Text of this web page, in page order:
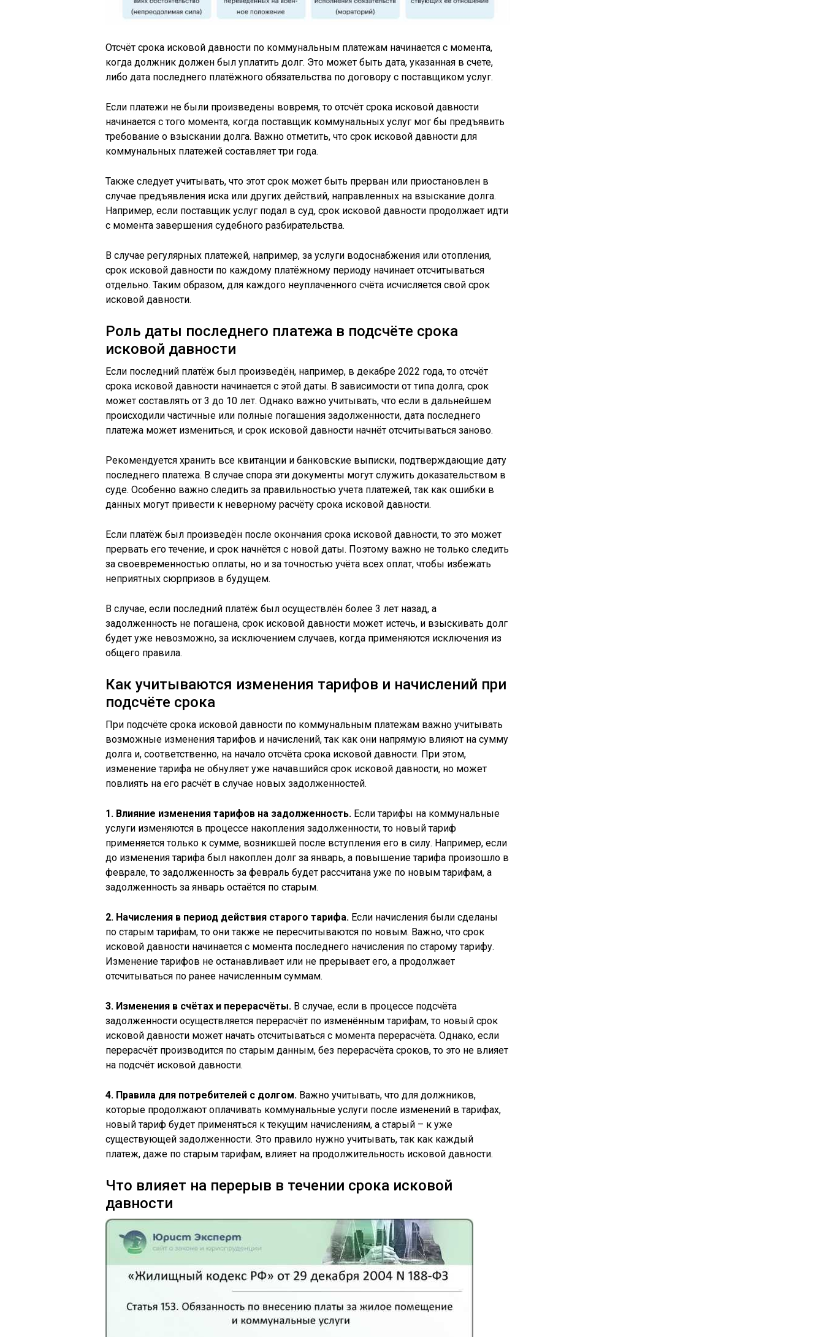
Отсчёт срока исковой давности по коммунальным платежам начинается с момента,
когда должник должен был уплатить долг. Это может быть дата, указанная в счете,
либо дата последнего платёжного обязательства по договору с поставщиком услуг.
Если платежи не были произведены вовремя, то отсчёт срока исковой давности
начинается с того момента, когда поставщик коммунальных услуг мог бы предъявить
требование о взыскании долга. Важно отметить, что срок исковой давности для
коммунальных платежей составляет три года.
Также следует учитывать, что этот срок может быть прерван или приостановлен в
случае предъявления иска или других действий, направленных на взыскание долга.
Например, если поставщик услуг подал в суд, срок исковой давности продолжает идти
с момента завершения судебного разбирательства.
В случае регулярных платежей, например, за услуги водоснабжения или отопления,
срок исковой давности по каждому платёжному периоду начинает отсчитываться
отдельно. Таким образом, для каждого неуплаченного счёта исчисляется свой срок
исковой давности.
Роль даты последнего платежа в подсчёте срока
исковой давности
Если последний платёж был произведён, например, в декабре 2022 года, то отсчёт
срока исковой давности начинается с этой даты. В зависимости от типа долга, срок
может составлять от 3 до 10 лет. Однако важно учитывать, что если в дальнейшем
происходили частичные или полные погашения задолженности, дата последнего
платежа может измениться, и срок исковой давности начнёт отсчитываться заново.
Рекомендуется хранить все квитанции и банковские выписки, подтверждающие дату
последнего платежа. В случае спора эти документы могут служить доказательством в
суде. Особенно важно следить за правильностью учета платежей, так как ошибки в
данных могут привести к неверному расчёту срока исковой давности.
Если платёж был произведён после окончания срока исковой давности, то это может
прервать его течение, и срок начнётся с новой даты. Поэтому важно не только следить
за своевременностью оплаты, но и за точностью учёта всех оплат, чтобы избежать
неприятных сюрпризов в будущем.
В случае, если последний платёж был осуществлён более 3 лет назад, а
задолженность не погашена, срок исковой давности может истечь, и взыскивать долг
будет уже невозможно, за исключением случаев, когда применяются исключения из
общего правила.
Как учитываются изменения тарифов и начислений при
подсчёте срока
При подсчёте срока исковой давности по коммунальным платежам важно учитывать
возможные изменения тарифов и начислений, так как они напрямую влияют на сумму
долга и, соответственно, на начало отсчёта срока исковой давности. При этом,
изменение тарифа не обнуляет уже начавшийся срок исковой давности, но может
повлиять на его расчёт в случае новых задолженностей.
1. Влияние изменения тарифов на задолженность. Если тарифы на коммунальные
услуги изменяются в процессе накопления задолженности, то новый тариф
применяется только к сумме, возникшей после вступления его в силу. Например, если
до изменения тарифа был накоплен долг за январь, а повышение тарифа произошло в
феврале, то задолженность за февраль будет рассчитана уже по новым тарифам, а
задолженность за январь остаётся по старым.
2. Начисления в период действия старого тарифа. Если начисления были сделаны
по старым тарифам, то они также не пересчитываются по новым. Важно, что срок
исковой давности начинается с момента последнего начисления по старому тарифу.
Изменение тарифов не останавливает или не прерывает его, а продолжает
отсчитываться по ранее начисленным суммам.
3. Изменения в счётах и перерасчёты. В случае, если в процессе подсчёта
задолженности осуществляется перерасчёт по изменённым тарифам, то новый срок
исковой давности может начать отсчитываться с момента перерасчёта. Однако, если
перерасчёт производится по старым данным, без перерасчёта сроков, то это не влияет
на подсчёт исковой давности.
4. Правила для потребителей с долгом. Важно учитывать, что для должников,
которые продолжают оплачивать коммунальные услуги после изменений в тарифах,
новый тариф будет применяться к текущим начислениям, а старый – к уже
существующей задолженности. Это правило нужно учитывать, так как каждый
платеж, даже по старым тарифам, влияет на продолжительность исковой давности.
Что влияет на перерыв в течении срока исковой
давности